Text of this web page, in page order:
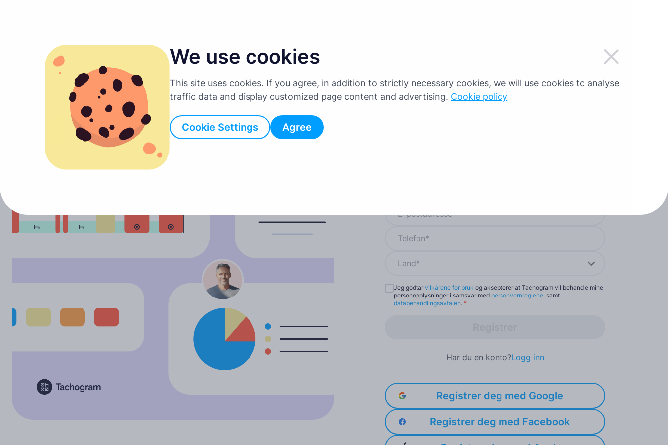
We use cookies
This site uses cookies. If you agree, in addition to strictly necessary cookies, we will use cookies to analyse
traffic data and display customized page content and advertising. Cookie policy
Cookie Settings Agree
Virksomhet
Land*
Jeg godtar vilkårene for bruk og aksepterer at Tachogram vil behandle mine
personopplysninger i samsvar med personvernreglene, samt
databehandlingsavtalen. *
Har du en konto?Logg inn
Registrer deg med Google
Registrer deg med Facebook